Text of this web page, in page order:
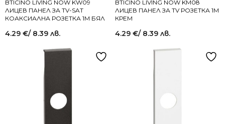
BTICINO LIVING NOW KW09
ЛИЦЕВ ПАНЕЛ ЗА TV-SAT
КОАКСИАЛНА РОЗЕТКА 1M БЯЛ
4.29 €/ 8.39 лв.
BTICINO LIVING NOW KM08
ЛИЦЕВ ПАНЕЛ ЗА TV РОЗЕТКА 1M
КРЕМ
4.29 €/ 8.39 лв.